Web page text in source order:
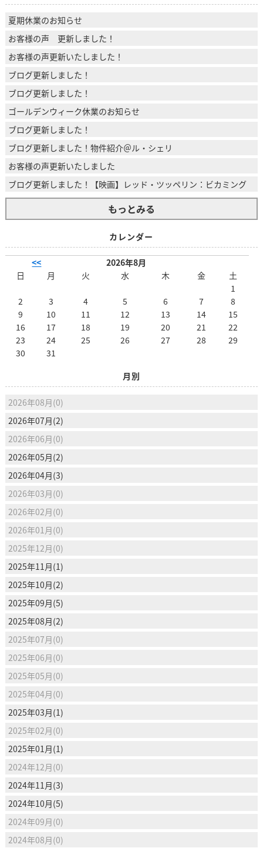
夏期休業のお知らせ
お客様の声 更新しました！
お客様の声更新いたしました！
ブログ更新しました！
ブログ更新しました！
ゴールデンウィーク休業のお知らせ
ブログ更新しました！
ブログ更新しました！物件紹介＠ル・シェリ
お客様の声更新いたしました
ブログ更新しました！【映画】レッド・ツッペリン：ビカミング
もっとみる
カレンダー
<<
2026年8月
日
月 火 水 木 金
土
1
2
3 4 5 6 7
8
9
10 11 12 13 14
15
16
17 18 19 20 21
22
23
24 25 26 27 28
29
30
31
月別
2026年08月(0)
2026年07月(2)
2026年06月(0)
2026年05月(2)
2026年04月(3)
2026年03月(0)
2026年02月(0)
2026年01月(0)
2025年12月(0)
2025年11月(1)
2025年10月(2)
2025年09月(5)
2025年08月(2)
2025年07月(0)
2025年06月(0)
2025年05月(0)
2025年04月(0)
2025年03月(1)
2025年02月(0)
2025年01月(1)
2024年12月(0)
2024年11月(3)
2024年10月(5)
2024年09月(0)
2024年08月(0)